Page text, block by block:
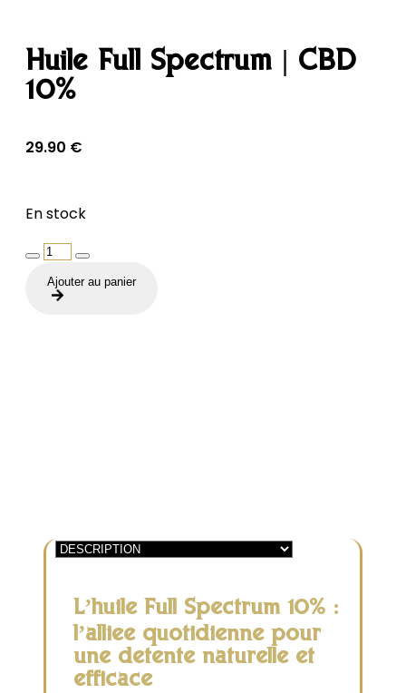
Huile Full Spectrum | CBD
10%
29.90 €
En stock
quantité
Huile
Ajouter au panier
L’huile Full Spectrum 10% :
l’alliée quotidienne pour
une détente naturelle et
efficace